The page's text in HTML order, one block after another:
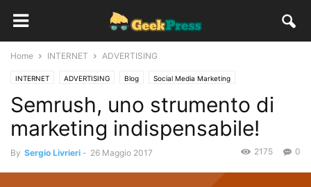
Home INTERNET ADVERTISING
INTERNET ADVERTISING Blog Social Media Marketing
Semrush, uno strumento di
marketing indispensabile!
By Sergio Livrieri - 26 Maggio 2017 0
2175